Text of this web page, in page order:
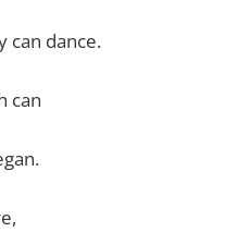
can dance.
can